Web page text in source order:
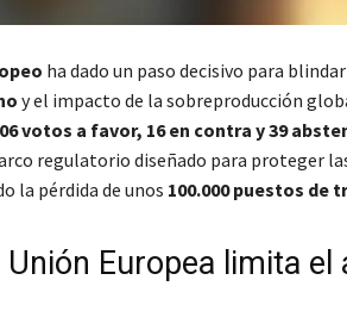
ha dado un paso decisivo para
y el impacto de la sobreproducción
votos a favor, 16 en contra y 39
regulatorio diseñado para proteger
la pérdida de unos 100.000 puestos de
Europea limita el